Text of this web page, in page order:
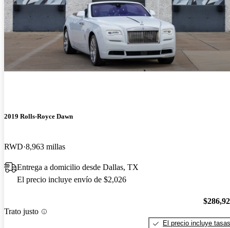
2019 Rolls-Royce Dawn
RWD 8,963 millas
Entrega a domicilio desde Dallas, TX
El precio incluye envío de $2,026
Trato justo
El precio incluye tasas